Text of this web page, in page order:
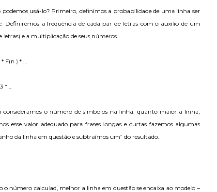
usá-lo? Primeiro, definimos a probabilidade de uma linha ser
Definiremos a frequência de cada par de letras com o auxílio de um
e a multiplicação de seus números.
F(n ) * …
* …
o número de símbolos na linha: quanto maior a linha,
esse valor adequado para frases longas e curtas fazemos algumas
da linha em questão e subtraímos um” do resultado.
número calculad, melhor a linha em questão se encaixa ao modelo –